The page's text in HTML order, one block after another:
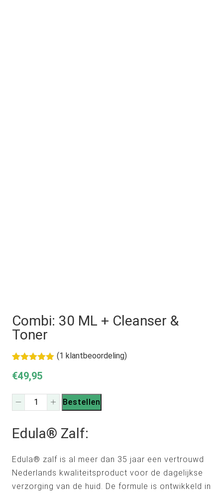
Combi: 30 ML + Cleanser &
Toner
5.00op 5
gebaseerd
waardering
(1 klantbeoordeling)
€49,95
Combi:
+
Cleanser
Toner
aantal
Bestellen
Edula® Zalf:
Edula® zalf is al meer dan 35 jaar een vertrouwd
Nederlands kwaliteitsproduct voor de dagelijkse
verzorging van de huid. De formule is ontwikkeld in